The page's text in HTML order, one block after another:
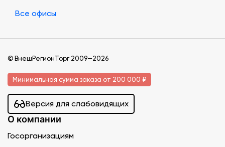
Все офисы
© ВнешРегионТорг 2009—2026
Минимальная сумма заказа от 200 000 ₽
Версия для слабовидящих
О компании
Госорганизациям